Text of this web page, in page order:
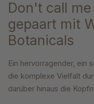
Don't call
gepaart mit
Botanicals
Ein hervorragender, ein
die komplexe Vielfalt
darüber hinaus die